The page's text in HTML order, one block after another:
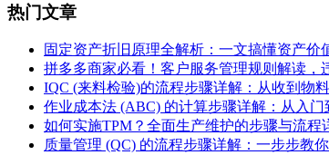
热门文章
固定资产折旧原理全解析：一文搞懂资产价
拼多多商家必看！客户服务管理规则解读，
IQC (来料检验)的流程步骤详解：从收到物
作业成本法 (ABC) 的计算步骤详解：从入门
如何实施TPM？全面生产维护的步骤与流程
质量管理 (QC) 的流程步骤详解：一步步教